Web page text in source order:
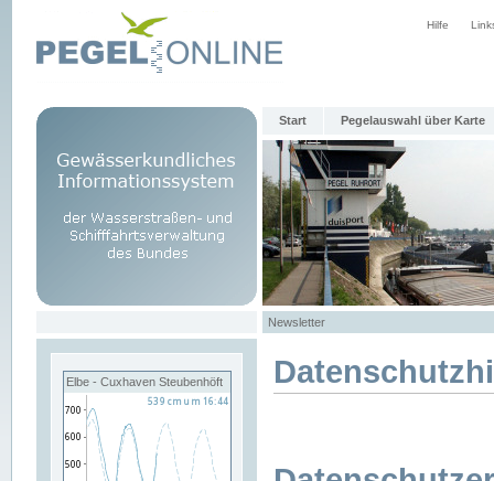
Hilfe
Start Pegelauswahl über Karte
Newsletter
Elbe - Cuxhaven Steubenhöft